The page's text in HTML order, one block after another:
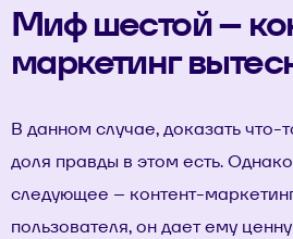
Миф шестой –
маркетинг
В данном случае, доказать что-
доля правды в этом есть.
следующее – контент-
пользователя, он дает ему